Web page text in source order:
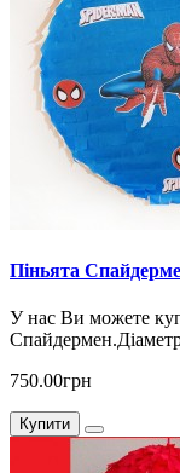
Піньята
У нас Ви можете
750.00грн
Купити